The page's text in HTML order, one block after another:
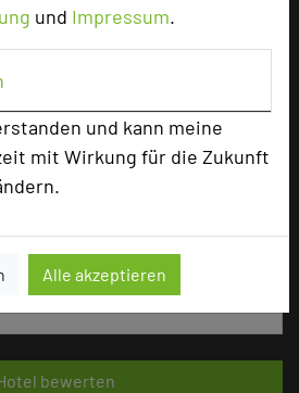
und Impressum.
und kann meine
mit Wirkung für die Zukunft
Alle akzeptieren
bewerten